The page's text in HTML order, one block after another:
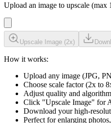
Upload an image to upscale (max
Upscale Image (2x)
How it works:
Upload any image (JPG,
Choose scale factor (2x to
Adjust quality and
Click "Upscale Image" for
Download your high-
Perfect for enlarging